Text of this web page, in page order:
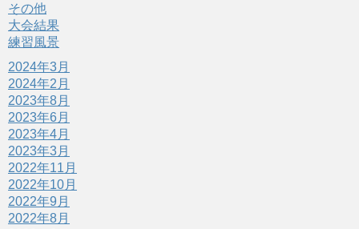
その他
大会結果
練習風景
2024年3月
2024年2月
2023年8月
2023年6月
2023年4月
2023年3月
2022年11月
2022年10月
2022年9月
2022年8月